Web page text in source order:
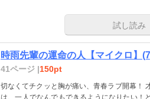
試し読み
時雨先輩の運命の人【マイクロ】
41ページ |150pt
切なくてチクッと胸が痛い、青春ラブ開幕！ 才色兼備な姉に比べ、見た目も中身もふつーな女子高生・苗
は、一人でなんでもできるようになりたい！